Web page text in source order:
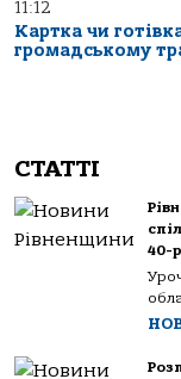
11:12
Картка чи
громадському
СТАТТІ
40-